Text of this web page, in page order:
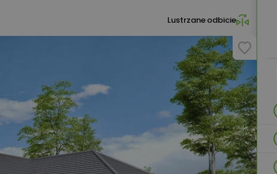
Lustrzane odbicie